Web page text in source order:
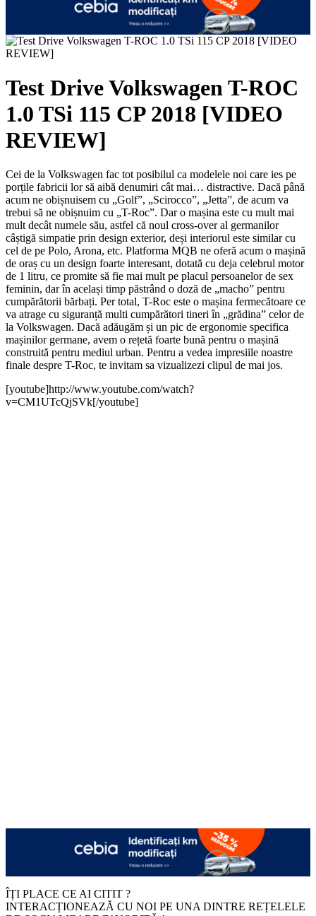
Test Drive Volkswagen T-ROC
1.0 TSi 115 CP 2018 [VIDEO
REVIEW]
Cei de la Volkswagen fac tot posibilul ca modelele noi care ies pe
porțile fabricii lor să aibă denumiri cât mai… distractive. Dacă până
acum ne obișnuisem cu „Golf”, „Scirocco”, „Jetta”, de acum va
trebui să ne obișnuim cu „T-Roc”. Dar o mașina este cu mult mai
mult decât numele său, astfel că noul cross-over al germanilor
câștigă simpatie prin design exterior, deși interiorul este similar cu
cel de pe Polo, Arona, etc. Platforma MQB ne oferă acum o mașină
de oraș cu un design foarte interesant, dotată cu deja celebrul motor
de 1 litru, ce promite să fie mai mult pe placul persoanelor de sex
feminin, dar în același timp păstrând o doză de „macho” pentru
cumpărătorii bărbați. Per total, T-Roc este o mașina fermecătoare ce
va atrage cu siguranță multi cumpărători tineri în „grădina” celor de
la Volkswagen. Dacă adăugăm și un pic de ergonomie specifica
mașinilor germane, avem o rețetă foarte bună pentru o mașină
construită pentru mediul urban. Pentru a vedea impresiile noastre
finale despre T-Roc, te invitam sa vizualizezi clipul de mai jos.
[youtube]http://www.youtube.com/watch?
v=CM1UTcQjSVk[/youtube]
ÎȚI PLACE CE AI CITIT ?
INTERACȚIONEAZĂ CU NOI PE UNA DINTRE REȚELELE